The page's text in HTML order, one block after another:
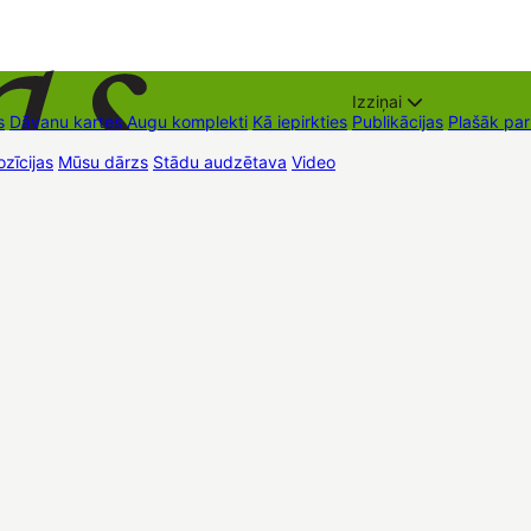
Dāvanu kartes Augu komplekti Kā iepirkties
Izziņai
Publikācijas Plašāk
Mūsu dārzs Stādu audzētava Video